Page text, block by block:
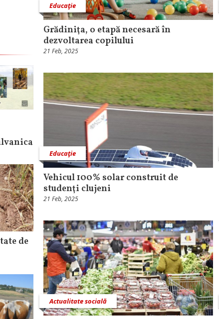
de
Educaţie
Grădiniţa, o etapă necesară în
dezvoltarea copilului
21 Feb, 2025
Educaţie
Vehicul 100% solar construit de
studenţi clujeni
21 Feb, 2025
Actualitate socială